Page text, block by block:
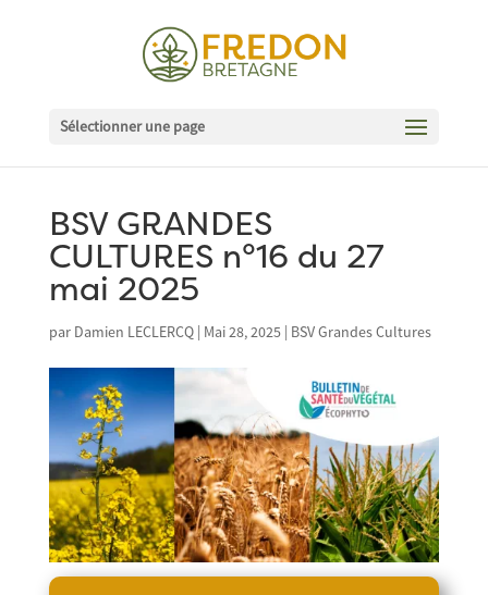
Sélectionner une page
BSV GRANDES
CULTURES n°16 du 27
mai 2025
par Damien LECLERCQ| Mai 28, 2025| BSV Grandes Cultures